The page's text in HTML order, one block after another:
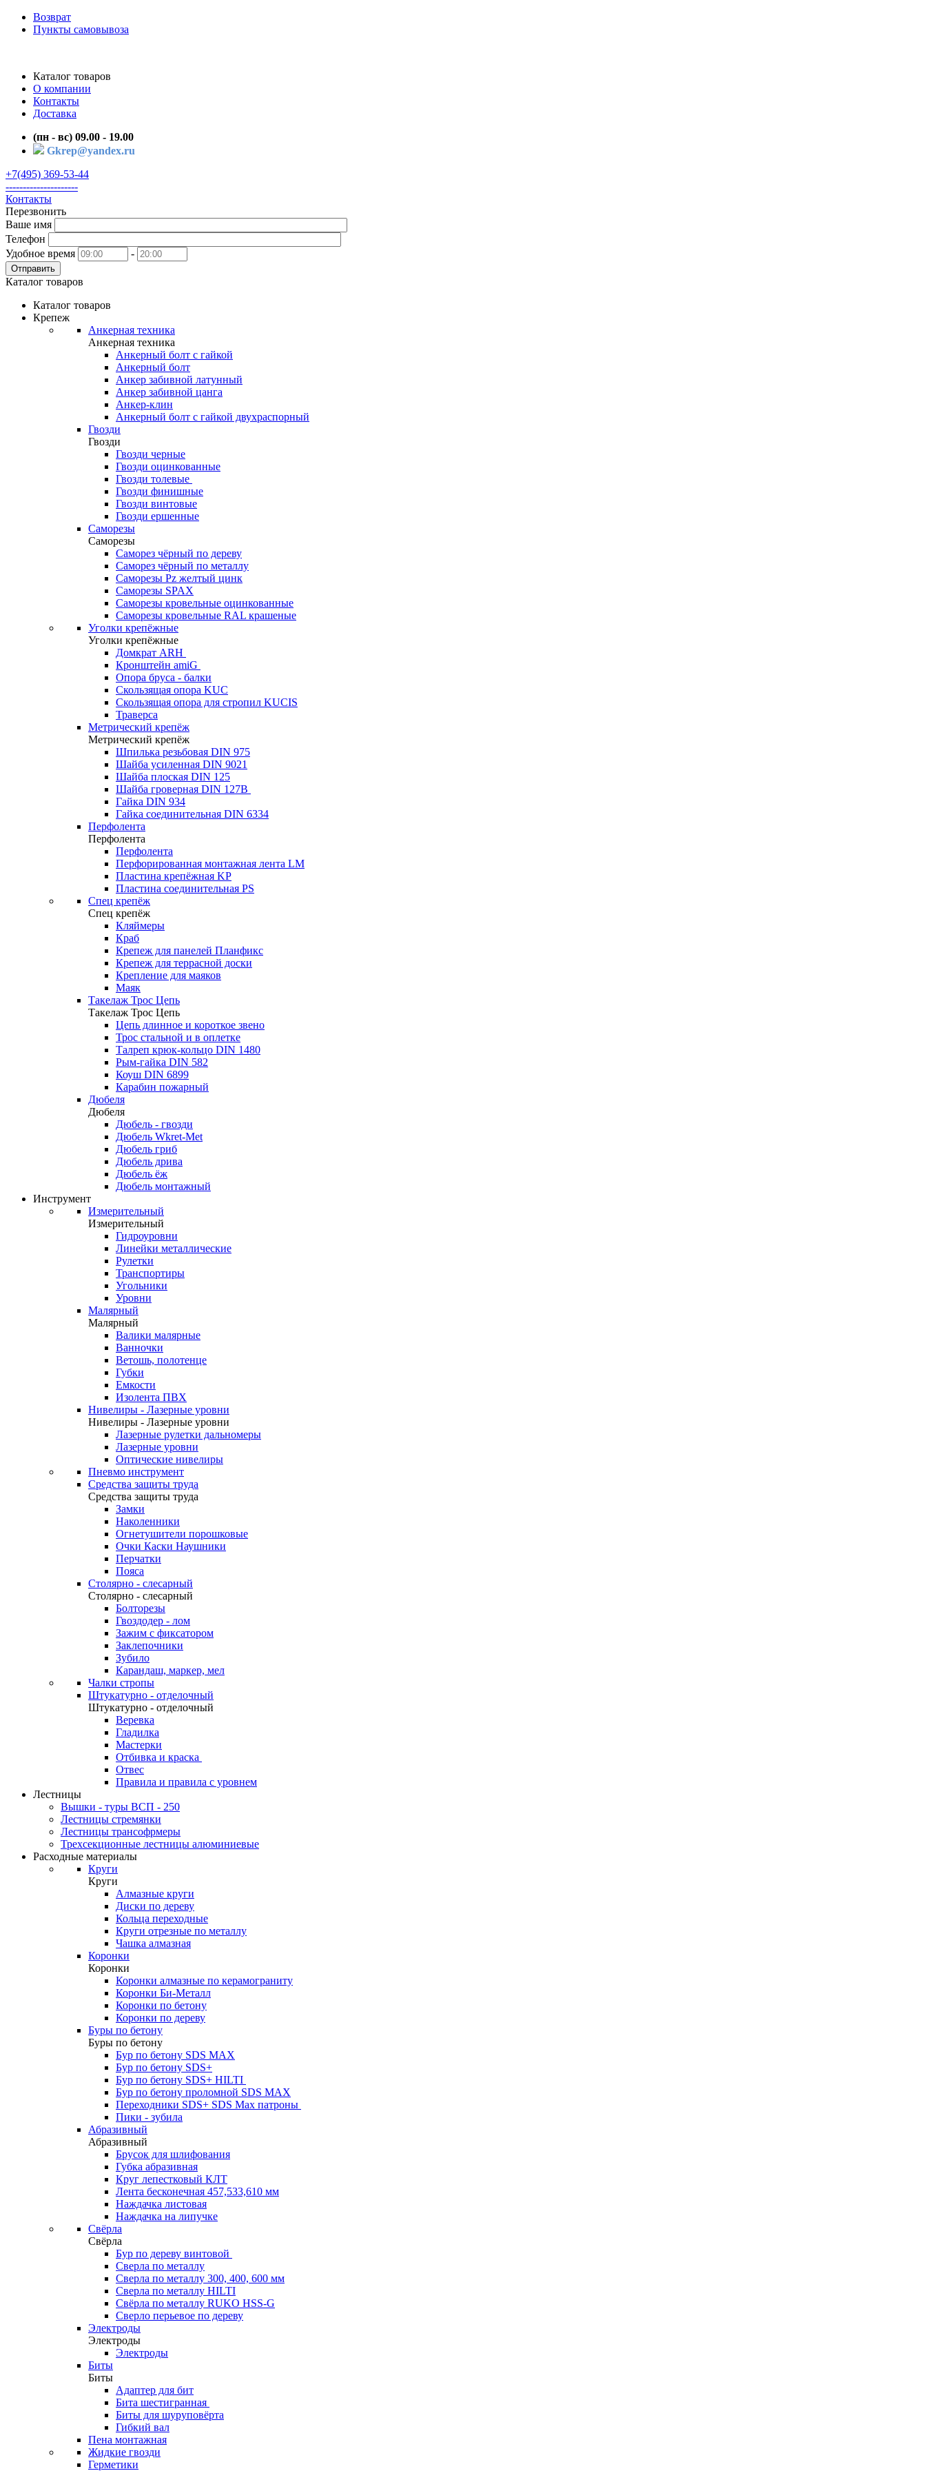
Возврат
Пункты самовывоза
Каталог товаров
О компании
Контакты
Доставка
(пн - вс) 09.00 - 19.00
Gkrep@yandex.ru
+7(495) 369-53-44
---------------------
Контакты
Перезвонить
Ваше имя
Телефон
Удобное время
-
Отправить
Каталог товаров
Каталог товаров
Крепеж
Анкерная техника
Анкерная техника
Анкерный болт с гайкой
Анкерный болт
Анкер забивной латунный
Анкер забивной цанга
Анкер-клин
Анкерный болт с гайкой двухраспорный
Гвозди
Гвозди
Гвозди черные
Гвозди оцинкованные
Гвозди толевые
Гвозди финишные
Гвозди винтовые
Гвозди ершенные
Саморезы
Саморезы
Саморез чёрный по дереву
Саморез чёрный по металлу
Саморезы Pz желтый цинк
Саморезы SPAX
Саморезы кровельные оцинкованные
Саморезы кровельные RAL крашеные
Уголки крепёжные
Уголки крепёжные
Домкрат ARH
Кронштейн amiG
Опора бруса - балки
Скользящая опора KUC
Скользящая опора для стропил KUCIS
Траверса
Метрический крепёж
Метрический крепёж
Шпилька резьбовая DIN 975
Шайба усиленная DIN 9021
Шайба плоская DIN 125
Шайба гроверная DIN 127B
Гайка DIN 934
Гайка соединительная DIN 6334
Перфолента
Перфолента
Перфолента
Перфорированная монтажная лента LM
Пластина крепёжная KP
Пластина соединительная PS
Спец крепёж
Спец крепёж
Кляймеры
Краб
Крепеж для панелей Планфикс
Крепеж для террасной доски
Крепление для маяков
Маяк
Такелаж Трос Цепь
Такелаж Трос Цепь
Цепь длинное и короткое звено
Трос стальной и в оплетке
Талреп крюк-кольцо DIN 1480
Рым-гайка DIN 582
Коуш DIN 6899
Карабин пожарный
Дюбеля
Дюбеля
Дюбель - гвозди
Дюбель Wkret-Met
Дюбель гриб
Дюбель дрива
Дюбель ёж
Дюбель монтажный
Инструмент
Измерительный
Измерительный
Гидроуровни
Линейки металлические
Рулетки
Транспортиры
Угольники
Уровни
Малярный
Малярный
Валики малярные
Ванночки
Ветошь, полотенце
Губки
Емкости
Изолента ПВХ
Нивелиры - Лазерные уровни
Нивелиры - Лазерные уровни
Лазерные рулетки дальномеры
Лазерные уровни
Оптические нивелиры
Пневмо инструмент
Средства защиты труда
Средства защиты труда
Замки
Наколенники
Огнетушители порошковые
Очки Каски Наушники
Перчатки
Пояса
Столярно - слесарный
Столярно - слесарный
Болторезы
Гвоздодер - лом
Зажим с фиксатором
Заклепочники
Зубило
Карандаш, маркер, мел
Чалки стропы
Штукатурно - отделочный
Штукатурно - отделочный
Веревка
Гладилка
Мастерки
Отбивка и краска
Отвес
Правила и правила с уровнем
Лестницы
Вышки - туры ВСП - 250
Лестницы стремянки
Лестницы трансофрмеры
Трехсекционные лестницы алюминиевые
Расходные материалы
Круги
Круги
Алмазные круги
Диски по дереву
Кольца переходные
Круги отрезные по металлу
Чашка алмазная
Коронки
Коронки
Коронки алмазные по керамограниту
Коронки Би-Металл
Коронки по бетону
Коронки по дереву
Буры по бетону
Буры по бетону
Бур по бетону SDS MAX
Бур по бетону SDS+
Бур по бетону SDS+ HILTI
Бур по бетону проломной SDS MAX
Переходники SDS+ SDS Max патроны
Пики - зубила
Абразивный
Абразивный
Брусок для шлифования
Губка абразивная
Круг лепестковый КЛТ
Лента бесконечная 457,533,610 мм
Наждачка листовая
Наждачка на липучке
Свёрла
Свёрла
Бур по дереву винтовой
Сверла по металлу
Сверла по металлу 300, 400, 600 мм
Сверла по металлу HILTI
Свёрла по металлу RUKO HSS-G
Сверло перьевое по дереву
Электроды
Электроды
Электроды
Биты
Биты
Адаптер для бит
Бита шестигранная
Биты для шуруповёрта
Гибкий вал
Пена монтажная
Жидкие гвозди
Герметики